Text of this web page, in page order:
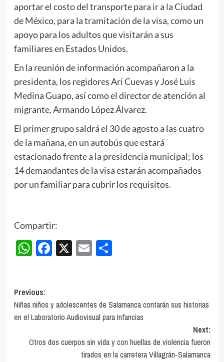
aportar el costo del transporte para ir a la Ciudad
de México, para la tramitación de la visa, como un
apoyo para los adultos que visitarán a sus
familiares en Estados Unidos.
En la reunión de información acompañaron a la
presidenta, los regidores Ari Cuevas y José Luis
Medina Guapo, así como el director de atención al
migrante, Armando López Álvarez.
El primer grupo saldrá el 30 de agosto a las cuatro
de la mañana, en un autobús que estará
estacionado frente a la presidencia municipal; los
14 demandantes de la visa estarán acompañados
por un familiar para cubrir los requisitos.
Compartir:
WhatsApp
Facebook
X EmailCompartir
Post
navigation
Previous:
Niñas niños y adolescentes de Salamanca contarán sus historias
en el Laboratorio Audiovisual para Infancias
Next:
Otros dos cuerpos sin vida y con huellas de violencia fueron
tirados en la carretera Villagrán-Salamanca